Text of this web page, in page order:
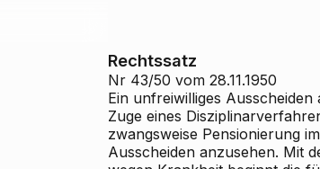
Rechtssatz
Nr 43/50 vom 28.11.1950
Ein unfreiwilliges
Zuge eines
zwangsweise Pensionierung
Ausscheiden anzusehen. Mit